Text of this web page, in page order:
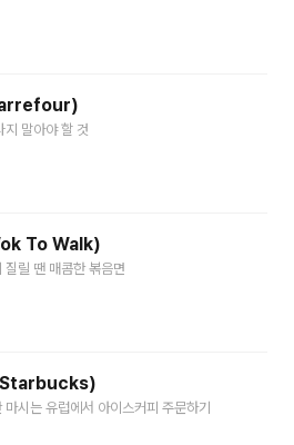
지 말아야 할 것
To Walk)
질릴 땐 매콤한 볶음면
마시는 유럽에서 아이스커피 주문하기